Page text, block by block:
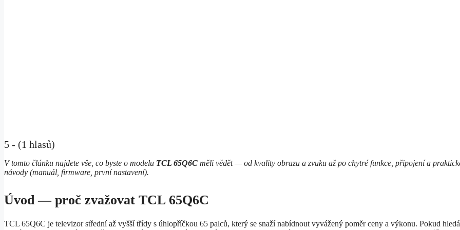
5 - (1 hlasů)
V tomto článku najdete vše, co byste o modelu TCL 65Q6C měli vědět — od kvality obrazu a zvuku až po chytré funkce, připojení a
návody (manuál, firmware, první nastavení).
Úvod — proč zvažovat TCL 65Q6C
TCL 65Q6C je televizor střední až vyšší třídy s úhlopříčkou 65 palců, který se snaží nabídnout vyvážený poměr ceny a výkonu. Pokud